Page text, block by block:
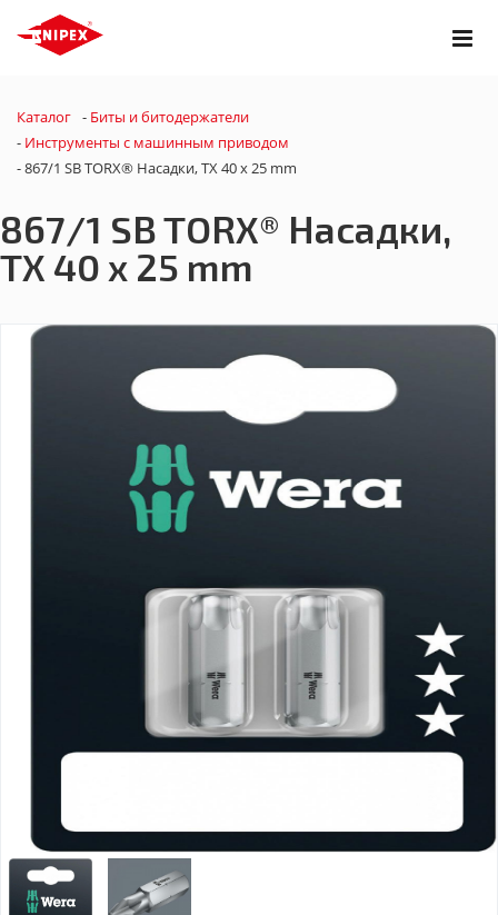
Каталог - Биты и битодержатели
- Инструменты с машинным приводом
-867/1 SB TORX® Насадки, TX 40 x 25 mm
867/1 SB TORX® Насадки,
TX 40 x 25 mm